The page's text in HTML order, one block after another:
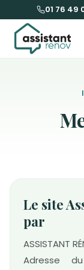
01 76 49
Le site
par
ASSISTANT
Adresse